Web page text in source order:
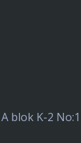
blok K-2